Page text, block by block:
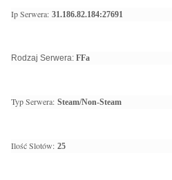
Ip Serwera: 31.186.82.184:27691
Rodzaj Serwera: FFa
Typ Serwera: Steam/Non-Steam
Ilość Slotów: 25